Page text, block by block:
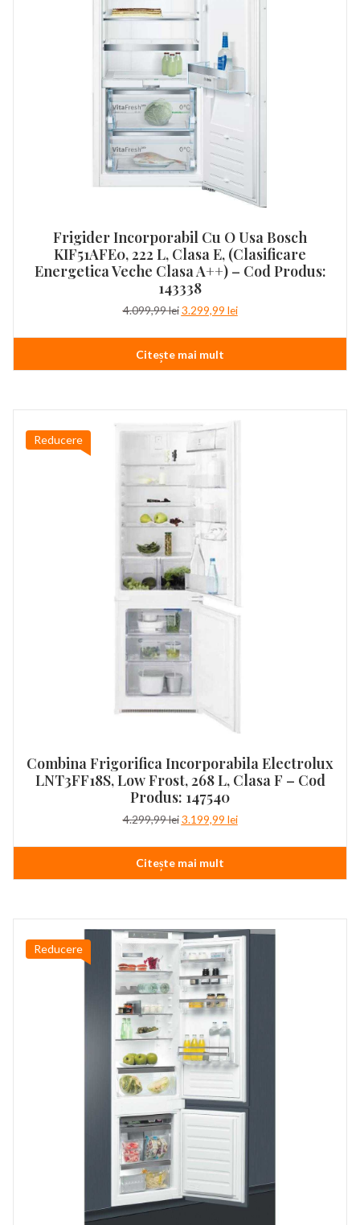
Frigider Incorporabil Cu O Usa Bosch
KIF51AFE0, 222 L, Clasa E, (clasificare
Energetica Veche Clasa A++) – Cod Produs:
143338
4.099,99lei Prețul
a
fost:
4.099,99 lei.
3.299,99 leiPrețul
este:
Citește mai mult
Reducere
Combina Frigorifica Incorporabila Electrolux
LNT3FF18S, Low Frost, 268 L, Clasa F – Cod
Produs: 147540
4.299,99lei Prețul
a
fost:
4.299,99 lei.
3.199,99 leiPrețul
este:
Citește mai mult
Reducere